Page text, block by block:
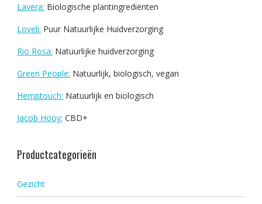
Lavera: Biologische plantingrediënten
Loveli: Puur Natuurlijke Huidverzorging
Rio Rosa: Natuurlijke huidverzorging
Green People: Natuurlijk, biologisch, vegan
Hemptouch: Natuurlijk en biologisch
Jacob Hooy: CBD+
Productcategorieën
Gezicht